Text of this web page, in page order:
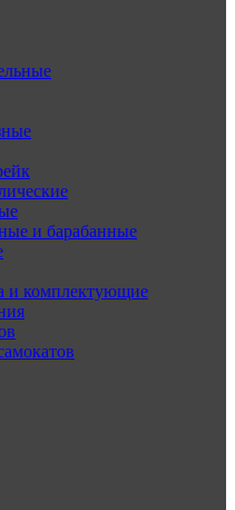
и барабанные
и комплектующие